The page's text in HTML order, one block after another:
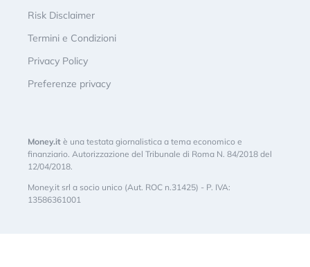
Risk Disclaimer
Termini e Condizioni
Privacy Policy
Preferenze privacy
Money.it è una testata giornalistica a tema economico e
finanziario. Autorizzazione del Tribunale di Roma N. 84/2018 del
12/04/2018.
Money.it srl a socio unico (Aut. ROC n.31425) - P. IVA:
13586361001